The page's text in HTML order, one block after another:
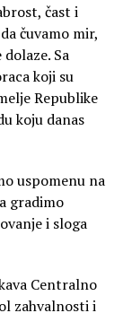
čast i
čuvamo mir,
Sa
koji su
Republike
koju danas
uspomenu na
gradimo
i sloga
Centralno
zahvalnosti i